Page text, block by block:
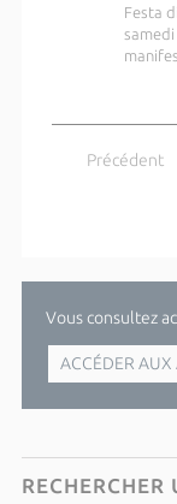
Festa
samedi
Précédent
Vous consultez
ACCÉDER
RECHERCHER